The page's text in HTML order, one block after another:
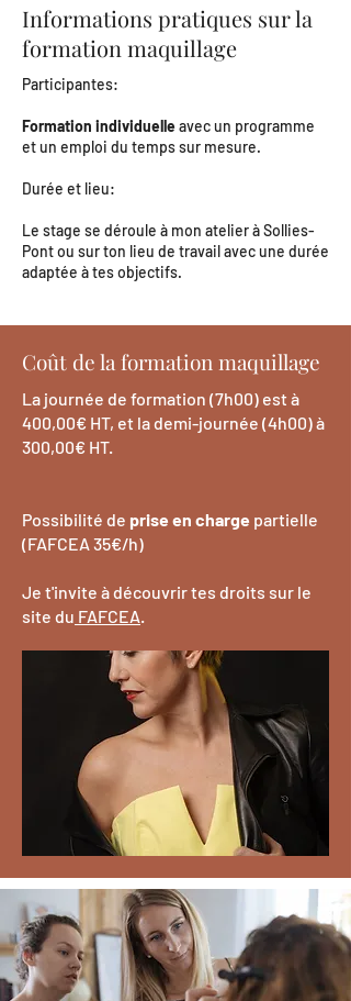
Informations pratiques sur la
formation maquillage
Participantes:
Formation individuelleavec un programme
et un emploi du temps sur mesure.
Durée et lieu:
Le stage se déroule à mon atelier à Sollies-
Pont ou sur ton lieu de travail avec une durée
adaptée à tes objectifs.
Coût de la formation maquillage
La journée de formation (7h00) est à
400,00€ HT, et la demi-journée (4h00) à
300,00€ HT.
Possibilité de prise en charge partielle
(FAFCEA 35€/h)
Je t'invite à découvrir tes droits sur le
site du FAFCEA.